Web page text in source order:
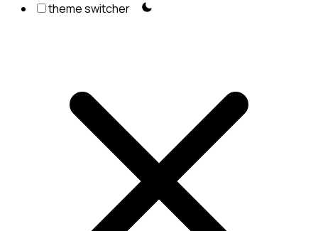
theme switcher